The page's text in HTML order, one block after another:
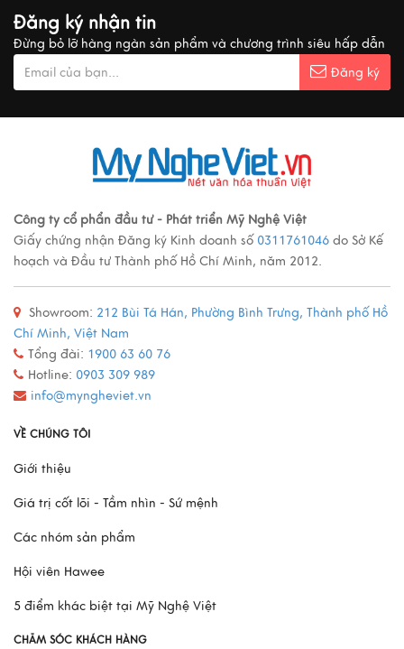
Đăng ký nhận tin
Đừng bỏ lỡ hàng ngàn sản phẩm và chương trình siêu hấp dẫn
Đăng ký
Công ty cổ phẩn đầu tư - Phát triển Mỹ Nghệ Việt
Giấy chứng nhận Đăng ký Kinh doanh số 0311761046 do Sở Kế
hoạch và Đầu tư Thành phố Hồ Chí Minh, năm 2012.
Showroom: 212 Bùi Tá Hán, Phường Bình Trưng, Thành phố Hồ
Chí Minh, Việt Nam
Tổng đài: 1900 63 60 76
Hotline: 0903 309 989
info@myngheviet.vn
VỀ CHÚNG TÔI
Giới thiệu
Giá trị cốt lõi - Tầm nhìn - Sứ mệnh
Các nhóm sản phẩm
Hội viên Hawee
5 điểm khác biệt tại Mỹ Nghệ Việt
CHĂM SÓC KHÁCH HÀNG